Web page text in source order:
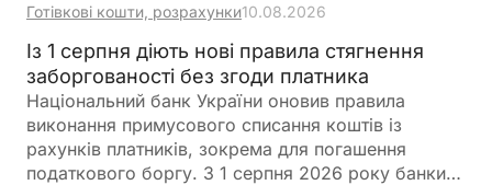
Готівкові кошти, розрахунки10.08.2026
Із 1 серпня діють нові правила стягнення
заборгованості без згоди платника
Національний банк України оновив правила
виконання примусового списання коштів із
рахунків платників, зокрема для погашення
податкового боргу. З 1 серпня 2026 року банки